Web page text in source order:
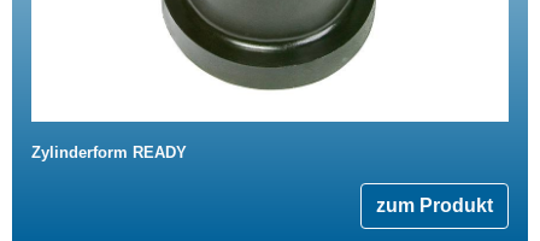
Zylinderform READY
zum Produkt